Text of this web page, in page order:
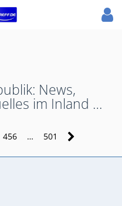
News,
im Inland …
456 … 501